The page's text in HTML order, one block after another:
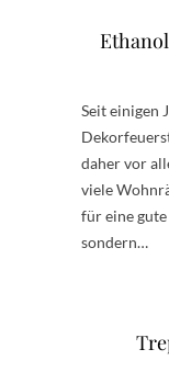
Seit einigen
daher vor
viele
für eine
sondern…